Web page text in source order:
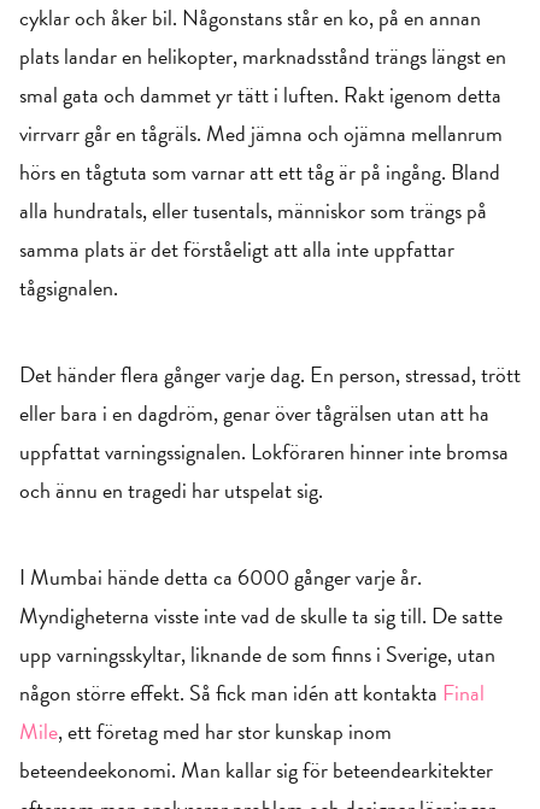
cyklar och åker bil. Någonstans står en ko, på en annan
plats landar en helikopter, marknadsstånd trängs längst en
smal gata och dammet yr tätt i luften. Rakt igenom detta
virrvarr går en tågräls. Med jämna och ojämna mellanrum
hörs en tågtuta som varnar att ett tåg är på ingång. Bland
alla hundratals, eller tusentals, människor som trängs på
samma plats är det förståeligt att alla inte uppfattar
tågsignalen.
Det händer flera gånger varje dag. En person, stressad, trött
eller bara i en dagdröm, genar över tågrälsen utan att ha
uppfattat varningssignalen. Lokföraren hinner inte bromsa
och ännu en tragedi har utspelat sig.
I Mumbai hände detta ca 6000 gånger varje år.
Myndigheterna visste inte vad de skulle ta sig till. De satte
upp varningsskyltar, liknande de som finns i Sverige, utan
någon större effekt. Så fick man idén att kontakta Final
Mile, ett företag med har stor kunskap inom
beteendeekonomi. Man kallar sig för beteendearkitekter